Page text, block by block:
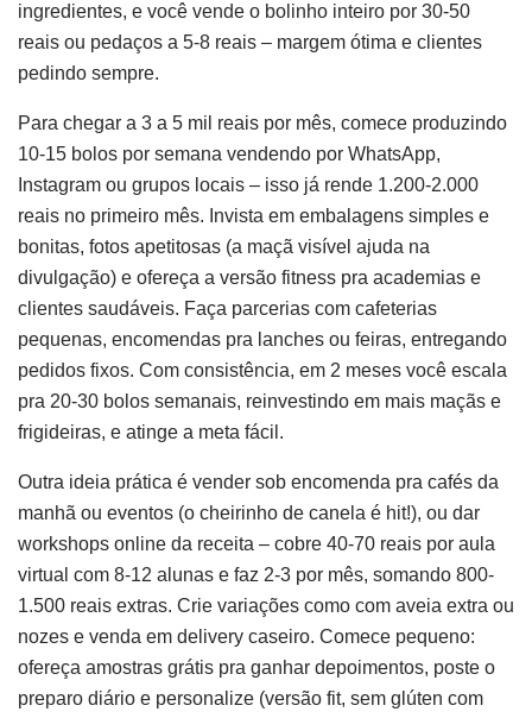
ingredientes, e você vende o bolinho inteiro por 30-50
reais ou pedaços a 5-8 reais – margem ótima e clientes
pedindo sempre.
Para chegar a 3 a 5 mil reais por mês, comece produzindo
10-15 bolos por semana vendendo por WhatsApp,
Instagram ou grupos locais – isso já rende 1.200-2.000
reais no primeiro mês. Invista em embalagens simples e
bonitas, fotos apetitosas (a maçã visível ajuda na
divulgação) e ofereça a versão fitness pra academias e
clientes saudáveis. Faça parcerias com cafeterias
pequenas, encomendas pra lanches ou feiras, entregando
pedidos fixos. Com consistência, em 2 meses você escala
pra 20-30 bolos semanais, reinvestindo em mais maçãs e
frigideiras, e atinge a meta fácil.
Outra ideia prática é vender sob encomenda pra cafés da
manhã ou eventos (o cheirinho de canela é hit!), ou dar
workshops online da receita – cobre 40-70 reais por aula
virtual com 8-12 alunas e faz 2-3 por mês, somando 800-
1.500 reais extras. Crie variações como com aveia extra ou
nozes e venda em delivery caseiro. Comece pequeno:
ofereça amostras grátis pra ganhar depoimentos, poste o
preparo diário e personalize (versão fit, sem glúten com